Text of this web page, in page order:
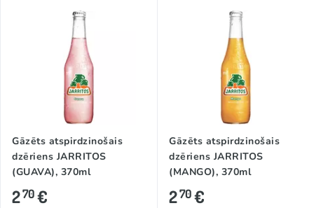
Gāzēts atspirdzinošais
dzēriens JARRITOS
(GUAVA), 370ml
270€
Gāzēts atspirdzinošais
dzēriens JARRITOS
(MANGO), 370ml
270€